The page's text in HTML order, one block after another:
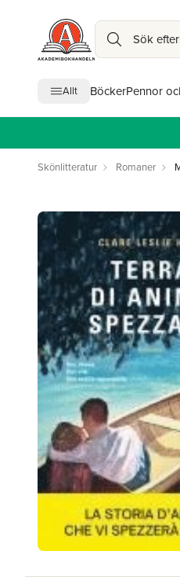
Sök efter
Allt BöckerPennor
Skönlitteratur Romaner